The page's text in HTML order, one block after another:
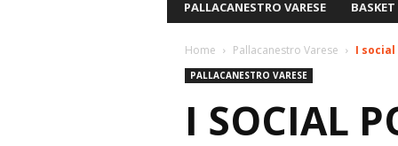
PALLACANESTRO VARESE
BASKET
Home Pallacanestro Varese I
PALLACANESTRO VARESE
I SOCIAL